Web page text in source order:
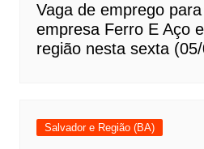
Vaga de emprego
empresa Ferro E Aço
região nesta sexta
Salvador e Região (BA)